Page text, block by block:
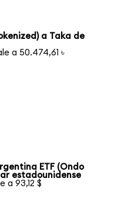
a Taka de
a 50.474,61 ৳
ETF (Ondo
estadounidense
a 93,12 $